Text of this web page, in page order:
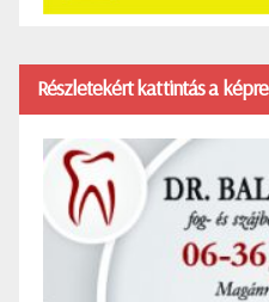
Részletekért kattintás a képre